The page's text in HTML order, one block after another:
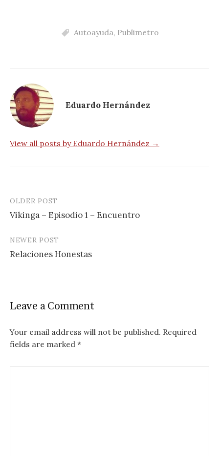
Autoayuda, Publimetro
Eduardo Hernández
View all posts by Eduardo Hernández →
Post
navigation
OLDER POST
Vikinga – Episodio 1 – Encuentro
NEWER POST
Relaciones Honestas
Leave a Comment
Your email address will not be published. Required
fields are marked *